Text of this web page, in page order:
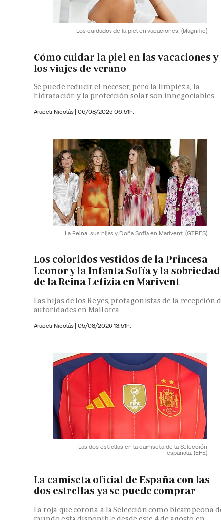
Los cuidados de la piel en vacaciones. (Magnific)
Cómo cuidar la piel en las vacaciones y
los viajes de verano
Se puede reducir el neceser, pero la limpieza, la
hidratación y la protección solar son innegociables
Araceli Nicolás | 06/08/2026 06:51h.
La Reina, sus hijas y Doña Sofía en Marivent. (GTRES)
Los coloridos vestidos de la Princesa
Leonor y la Infanta Sofía y la sobriedad
de la Reina Letizia en Marivent
Las hijas de los Reyes, protagonistas de la recepción
autoridades en Mallorca
Araceli Nicolás | 05/08/2026 13:51h.
Las dos estrellas en la camiseta de la Selección
española. (EFE)
La camiseta oficial de España con las
dos estrellas ya se puede comprar
La roja que corona a la Selección como bicampeona
mundo está disponible desde este 4 de agosto en